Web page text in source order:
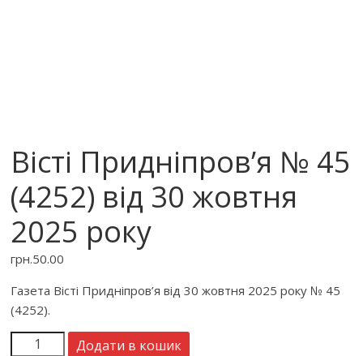
Вісті Придніпров’я № 45
(4252) від 30 жовтня
2025 року
грн.50.00
Газета Вісті Придніпров’я від 30 жовтня 2025 року № 45
(4252).
Додати в кошик